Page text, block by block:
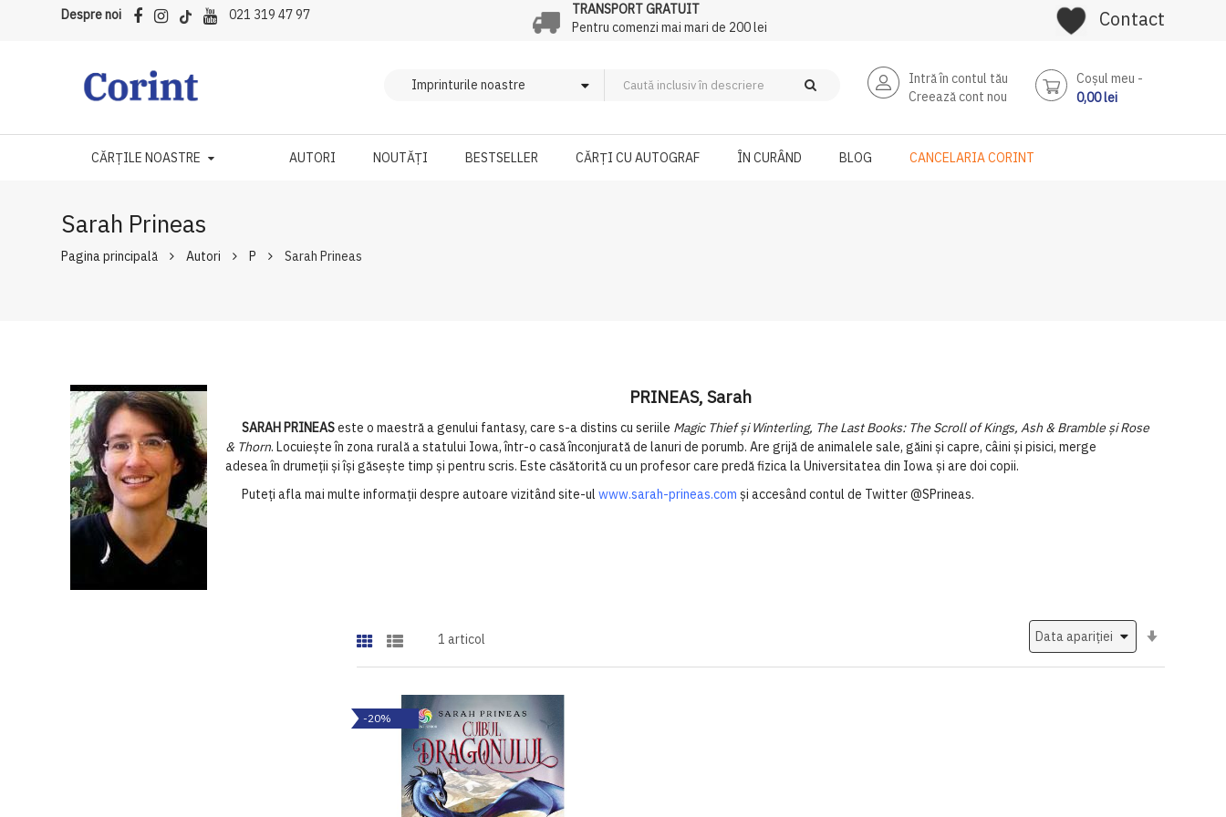
Despre noi 021 319 47 97
TRANSPORT GRATUIT
Pentru comenzi mai mari de 200 lei
Contact
Intră în contul tău
Creează cont nou
Coşul meu
0,00 lei
CĂRȚILE NOASTRE AUTORI NOUTĂȚI BESTSELLER CĂRȚI CU AUTOGRAF ÎN CURÂND BLOG CANCELARIA CORINT
Sarah Prineas
Pagina principală Autori P Sarah Prineas
PRINEAS, Sarah
SARAH PRINEASeste omaestrăagenului fantasy, care s-adistins cuseriile Magic Thief și Winterling, The Last Books: The Scroll of Kings, Ash & Bramble și Rose
& Thorn.Locuieșteîn zonaruralăastatului Iowa,într-ocasăînconjuratădelanuri deporumb. Aregrijădeanimalele sale,găinișicapre,câinișipisici, merge
adeseaîndrumețiișiîșigăsește timpșipentruscris. Estecăsătorităcu unprofesorcarepredăfizicalaUniversitateadin Iowași aredoicopii.
Puteți afla mai multe informații despre autoare vizitând site-ulwww.sarah-prineas.com și accesând contul de Twitter @SPrineas.
1 articol
-20%